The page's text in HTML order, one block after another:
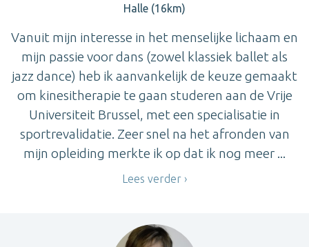
Halle (16km)
Vanuit mijn interesse in het menselijke lichaam en
mijn passie voor dans (zowel klassiek ballet als
jazz dance) heb ik aanvankelijk de keuze gemaakt
om kinesitherapie te gaan studeren aan de Vrije
Universiteit Brussel, met een specialisatie in
sportrevalidatie. Zeer snel na het afronden van
mijn opleiding merkte ik op dat ik nog meer ...
Lees verder